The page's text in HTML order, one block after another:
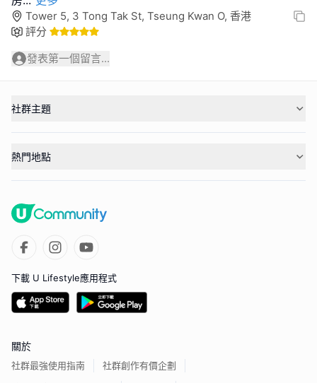
Tower 5, 3 Tong Tak St, Tseung Kwan O, 香港
評分
發表第一個留言...
社群主題
熱門地點
下載 U Lifestyle應用程式
關於
社群最強使用指南
社群創作有價企劃